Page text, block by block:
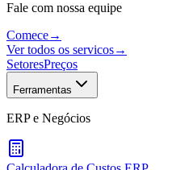
Fale com nossa equipe
Comece→
Ver todos os servicos→
SetoresPreços
Ferramentas
ERP e Negócios